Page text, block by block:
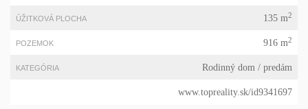
ÚŽITKOVÁ PLOCHA 135 m2
POZEMOK 916 m2
KATEGÓRIA Rodinný dom / predám
www.topreality.sk/id9341697